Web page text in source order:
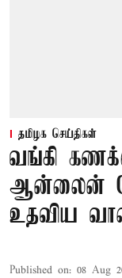
தமிழக செய்திகள்
வங்கி
ஆன்லைன்
உதவிய
Published on: 08 Aug